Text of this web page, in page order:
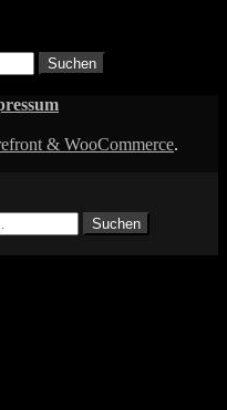
Suchen
& WooCommerce.
Suchen